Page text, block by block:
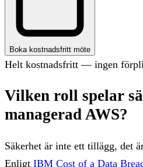
Boka kostnadsfritt möte
Helt kostnadsfritt — ingen
Vilken roll spelar
managerad AWS?
Säkerhet är inte ett tillägg, det
Enligt IBM Cost of a Data